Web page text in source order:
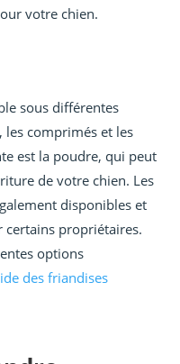
votre chien.
sous différentes
comprimés et les
est la poudre, qui peut
de votre chien. Les
disponibles et
propriétaires.
options
des friandises